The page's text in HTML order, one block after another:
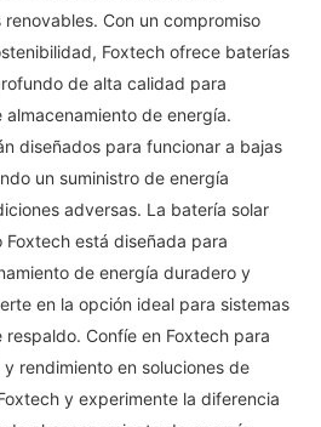
Con un compromiso
Foxtech ofrece baterías
de alta calidad para
de energía.
diseñados para funcionar a bajas
un suministro de energía
adversas. La batería solar
está diseñada para
de energía duradero y
en la opción ideal para sistemas
Confíe en Foxtech para
rendimiento en soluciones de
y experimente la diferencia